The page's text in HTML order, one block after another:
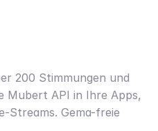
200 Stimmungen und
Mubert API in Ihre Apps,
Streams. Gema-freie